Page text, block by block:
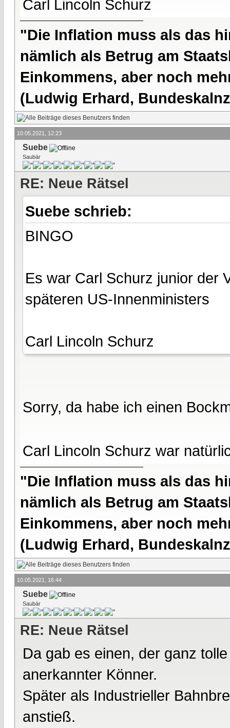
Carl Lincoln Schurz
"Die Inflation muss als das
nämlich als Betrug am
Einkommens, aber noch
(Ludwig Erhard,
10.05.2021, 12:23
Suebe
Saubär
RE: Neue Rätsel
Suebe schrieb:
BINGO
Es war Carl Schurz junior der
späteren US-Innenministers
Carl Lincoln Schurz
Sorry, da habe ich einen
Carl Lincoln Schurz war
"Die Inflation muss als das
nämlich als Betrug am
Einkommens, aber noch
(Ludwig Erhard,
10.05.2021, 16:44
Suebe
Saubär
RE: Neue Rätsel
Da gab es einen, der ganz
anerkannter Könner.
Später als Industrieller
anstieß.